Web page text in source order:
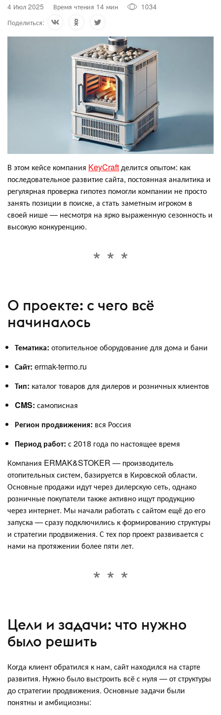
4 Июл 2025 Время чтения 14 мин
1034
Поделиться:
В этом кейсе компания KeyCraftделится опытом: как
последовательное развитие сайта, постоянная аналитика и
регулярная проверка гипотез помогли компании не просто
занять позиции в поиске, а стать заметным игроком в
своей нише — несмотря на ярко выраженную сезонность и
высокую конкуренцию.
О проекте: с чего всё
начиналось
Тематика: отопительное оборудование для дома и бани
Сайт: ermak-termo.ru
Тип: каталог товаров для дилеров и розничных клиентов
CMS: самописная
Регион продвижения: вся Россия
Период работ: с 2018 года по настоящее время
Компания ERMAK&STOKER — производитель
отопительных систем, базируется в Кировской области.
Основные продажи идут через дилерскую сеть, однако
розничные покупатели также активно ищут продукцию
через интернет. Мы начали работать с сайтом ещё до его
запуска — сразу подключились к формированию структуры
и стратегии продвижения. С тех пор проект развивается с
нами на протяжении более пяти лет.
Цели и задачи: что нужно
было решить
Когда клиент обратился к нам, сайт находился на старте
развития. Нужно было выстроить всё с нуля — от структуры
до стратегии продвижения. Основные задачи были
понятны и амбициозны: